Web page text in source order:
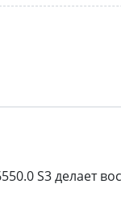
S3 делает